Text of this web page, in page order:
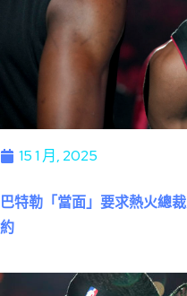
15 1 月, 2025
巴特勒「當面」要求熱火總
約